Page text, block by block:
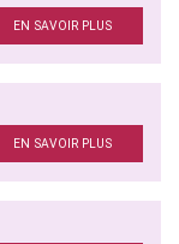
EN SAVOIR PLUS
EN SAVOIR PLUS